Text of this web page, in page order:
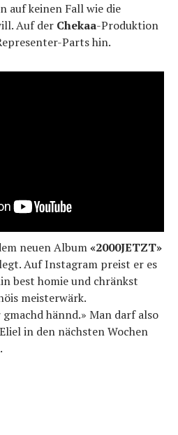
auf keinen Fall wie die
Auf der Chekaa-Produktion
Parts hin.
neuen Album«2000JETZT»
Auf Instagram preist er es
best homie und chränkst
meisterwärk.
gmachd hännd.» Man darf also
in den nächsten Wochen